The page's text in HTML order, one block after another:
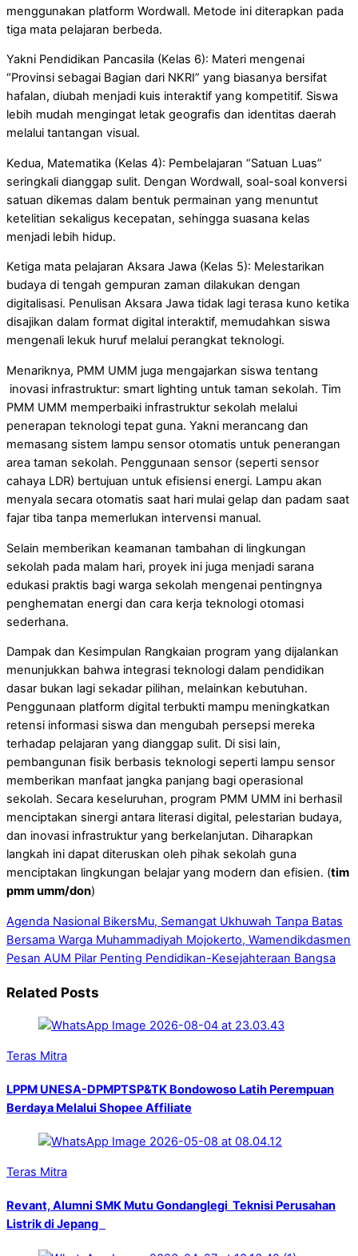
menggunakan platform Wordwall. Metode ini diterapkan pada
tiga mata pelajaran berbeda.
Yakni Pendidikan Pancasila (Kelas 6): Materi mengenai
“Provinsi sebagai Bagian dari NKRI” yang biasanya bersifat
hafalan, diubah menjadi kuis interaktif yang kompetitif. Siswa
lebih mudah mengingat letak geografis dan identitas daerah
melalui tantangan visual.
Kedua, Matematika (Kelas 4): Pembelajaran “Satuan Luas”
seringkali dianggap sulit. Dengan Wordwall, soal-soal konversi
satuan dikemas dalam bentuk permainan yang menuntut
ketelitian sekaligus kecepatan, sehingga suasana kelas
menjadi lebih hidup.
Ketiga mata pelajaran Aksara Jawa (Kelas 5): Melestarikan
budaya di tengah gempuran zaman dilakukan dengan
digitalisasi. Penulisan Aksara Jawa tidak lagi terasa kuno ketika
disajikan dalam format digital interaktif, memudahkan siswa
mengenali lekuk huruf melalui perangkat teknologi.
Menariknya, PMM UMM juga mengajarkan siswa tentang
inovasi infrastruktur: smart lighting untuk taman sekolah. Tim
PMM UMM memperbaiki infrastruktur sekolah melalui
penerapan teknologi tepat guna. Yakni merancang dan
memasang sistem lampu sensor otomatis untuk penerangan
area taman sekolah. Penggunaan sensor (seperti sensor
cahaya LDR) bertujuan untuk efisiensi energi. Lampu akan
menyala secara otomatis saat hari mulai gelap dan padam saat
fajar tiba tanpa memerlukan intervensi manual.
Selain memberikan keamanan tambahan di lingkungan
sekolah pada malam hari, proyek ini juga menjadi sarana
edukasi praktis bagi warga sekolah mengenai pentingnya
penghematan energi dan cara kerja teknologi otomasi
sederhana.
Dampak dan Kesimpulan Rangkaian program yang dijalankan
menunjukkan bahwa integrasi teknologi dalam pendidikan
dasar bukan lagi sekadar pilihan, melainkan kebutuhan.
Penggunaan platform digital terbukti mampu meningkatkan
retensi informasi siswa dan mengubah persepsi mereka
terhadap pelajaran yang dianggap sulit. Di sisi lain,
pembangunan fisik berbasis teknologi seperti lampu sensor
memberikan manfaat jangka panjang bagi operasional
sekolah. Secara keseluruhan, program PMM UMM ini berhasil
menciptakan sinergi antara literasi digital, pelestarian budaya,
dan inovasi infrastruktur yang berkelanjutan. Diharapkan
langkah ini dapat diteruskan oleh pihak sekolah guna
menciptakan lingkungan belajar yang modern dan efisien. (tim
pmm umm/don)
Agenda Nasional BikersMu, Semangat Ukhuwah Tanpa Batas
Bersama Warga Muhammadiyah Mojokerto, Wamendikdasmen
Pesan AUM Pilar Penting Pendidikan-Kesejahteraan Bangsa
Related Posts
Teras Mitra
LPPM UNESA-DPMPTSP&TK Bondowoso Latih Perempuan
Berdaya Melalui Shopee Affiliate
Teras Mitra
Revant, Alumni SMK Mutu Gondanglegi Teknisi Perusahan
Listrik di Jepang